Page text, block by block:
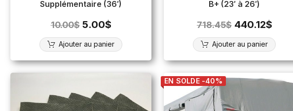
Supplémentaire (36′)
10.00$ 5.00$
Ajouter au panier
B+ (23′ à 26′)
718.45$ 440.12$
Ajouter au panier
EN SOLDE -40%